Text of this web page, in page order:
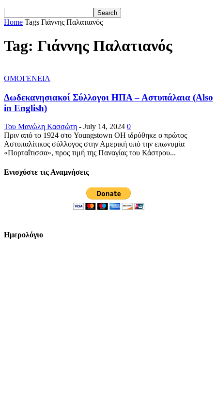
Home Tags Γιάννης Παλατιανός
Tag: Γιάννης Παλατιανός
ΟΜΟΓΕΝΕΙΑ
Δωδεκανησιακοί Σύλλογοι ΗΠΑ – Αστυπάλαια (Also
in English)
Του Μανώλη Κασσώτη - July 14, 2024 0
Πριν από το 1924 στο Youngstown OH ιδρύθηκε o πρώτος
Αστυπαλίτικος σύλλογος στην Αμερική υπό την επωνυμία
«Πορταΐτισσα», προς τιμή της Παναγίας του Κάστρου...
Ενισχύστε τις Αναμνήσεις
Ημερολόγιο